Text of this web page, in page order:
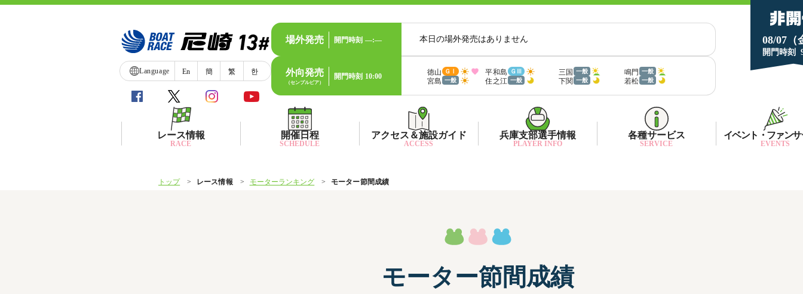
08/07（
開門時刻
Language En 簡 繁 한
場外発売 開門時刻 —:— 本日の場外発売はありません
外向発売
（センプルピア）
開門時刻 10:00 徳山 ＧⅠ 平和島 ＧⅢ 三国 一般 鳴門 一般
宮島 一般 住之江 一般 下関 一般 若松 一般
レース情報
RACE
前検タイムランキング
選手検索
開催日程
SCHEDULE
アクセス＆施設ガイド
ACCESS
ファン送迎バス時刻表
施設案内
兵庫支部選手情報
PLAYER INFO
兵庫支部選手優勝実績
兵庫支部選手プロフィール一覧
各種サービス
SERVICE
イベント・ファン
EVENTS
トップ レース情報 モーターランキング モーター節間成績
モーター節間成績